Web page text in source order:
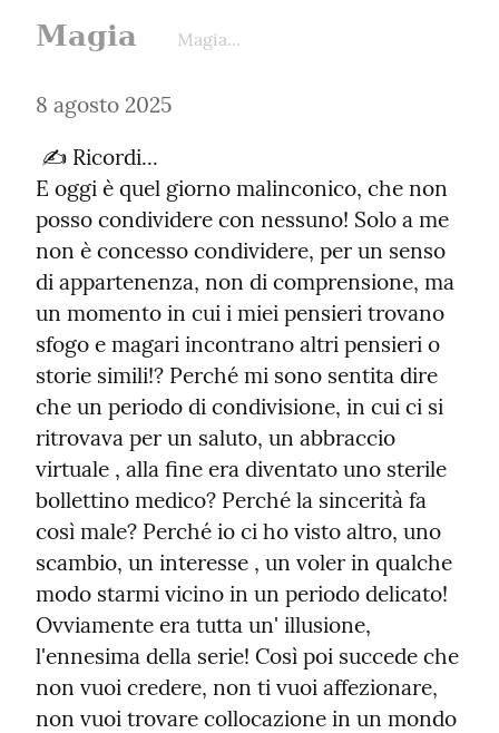
Magia Magia...
8 agosto 2025
E oggi è quel giorno malinconico, che non
posso condividere con nessuno! Solo a me
non è concesso condividere, per un senso
di appartenenza, non di comprensione, ma
un momento in cui i miei pensieri trovano
sfogo e magari incontrano altri pensieri o
storie simili!? Perché mi sono sentita dire
che un periodo di condivisione, in cui ci si
ritrovava per un saluto, un abbraccio
virtuale , alla fine era diventato uno sterile
bollettino medico? Perché la sincerità fa
così male? Perché io ci ho visto altro, uno
scambio, un interesse , un voler in qualche
modo starmi vicino in un periodo delicato!
Ovviamente era tutta un' illusione,
l'ennesima della serie! Così poi succede che
non vuoi credere, non ti vuoi affezionare,
non vuoi trovare collocazione in un mondo